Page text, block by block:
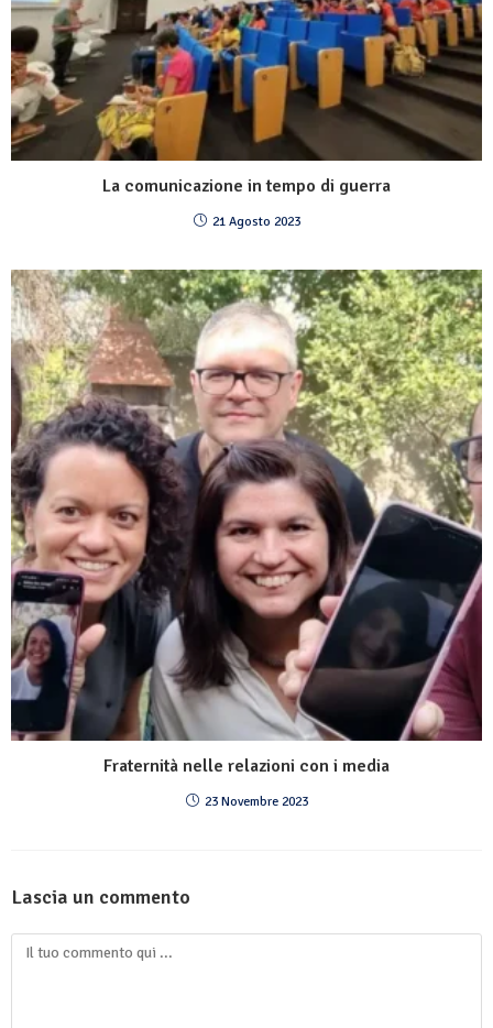
La comunicazione in tempo di guerra
21 Agosto 2023
Fraternità nelle relazioni con i media
23 Novembre 2023
Lascia un commento